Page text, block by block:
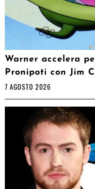
Warner accelera
Pronipoti con Jim
7 AGOSTO 2026